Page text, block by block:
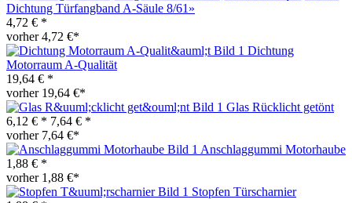
Dichtung Türfangband A-Säule 8/61»
4,72 € *
vorher 4,72 €*
Dichtung
Motorraum A-Qualität
19,64 € *
vorher 19,64 €*
Glas Rücklicht getönt
6,12 € * 7,64 € *
vorher 7,64 €*
Anschlaggummi Motorhaube
1,88 € *
vorher 1,88 €*
Stopfen Türscharnier